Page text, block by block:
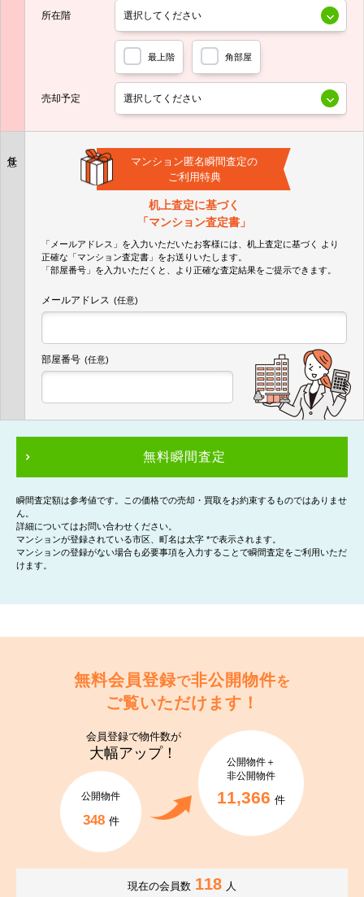
所在階
最上階 角部屋
売却予定
マンション匿名瞬間査定の
ご利用特典
机上査定に基づく
「マンション査定書」
「メールアドレス」を入力いただいたお客様には、机上査定に基づく
より
正確な 「マンション査定書」 をお送りいたします。
「部屋番号」を入力いただくと、より正確な査定結果をご提示できます。
メールアドレス (任意)
部屋番号 (任意)
無料瞬間査定
瞬間査定額は参考値です。この価格での売却・買取をお約束するものではありませ
ん。
詳細についてはお問い合わせください。
マンションが登録されている市区、町名は太字 *で表示されます。
マンションの登録がない場合も必要事項を入力することで瞬間査定をご利用いただ
けます。
無料会員登録で非公開物件を
ご覧いただけます！
会員登録で物件数が
大幅アップ！
公開物件
348 件
公開物件＋
非公開物件
11,366 件
現在の会員数 118 人